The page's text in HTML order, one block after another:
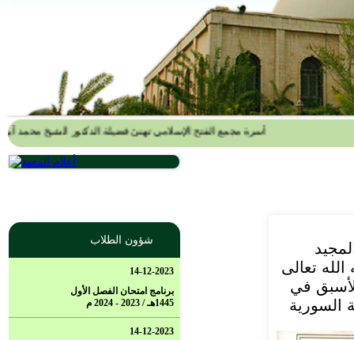
أسرة مجمع الفتح الإسلامي تهنئ فضيلة الدكتور الشيخ محمد أبو
شؤون الطلاب
14-12-2023
برنامج امتحان الفصل الأول
1445هـ / 2023 - 2024 م
14-12-2023
تعالى
في
السورية